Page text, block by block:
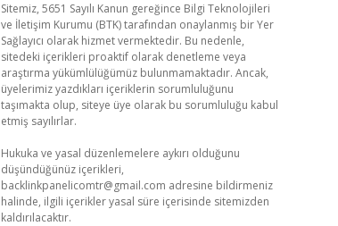
Sitemiz, 5651 Sayılı Kanun gereğince Bilgi Teknolojileri
ve İletişim Kurumu (BTK) tarafından onaylanmış bir Yer
Sağlayıcı olarak hizmet vermektedir. Bu nedenle,
sitedeki içerikleri proaktif olarak denetleme veya
araştırma yükümlülüğümüz bulunmamaktadır. Ancak,
üyelerimiz yazdıkları içeriklerin sorumluluğunu
taşımakta olup, siteye üye olarak bu sorumluluğu kabul
etmiş sayılırlar.
Hukuka ve yasal düzenlemelere aykırı olduğunu
düşündüğünüz içerikleri,
backlinkpanelicomtr@gmail.com adresine bildirmeniz
halinde, ilgili içerikler yasal süre içerisinde sitemizden
kaldırılacaktır.